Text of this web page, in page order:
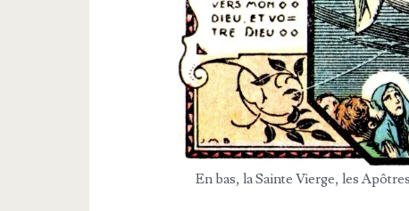
En bas, la Sainte Vierge, les